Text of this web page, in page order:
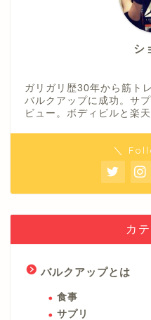
シ
ガリガリ歴30年から筋ト
バルクアップに成功。サ
ビュー。ボディビルと楽
＼
カ
バルクアップとは
食事
サプリ